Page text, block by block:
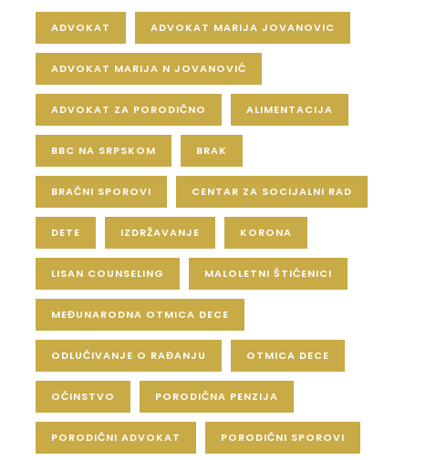
ADVOKAT ADVOKAT MARIJA JOVANOVIC
ADVOKAT MARIJA N JOVANOVIĆ
ADVOKAT ZA PORODIČNO ALIMENTACIJA
BBC NA SRPSKOM BRAK
BRAČNI SPOROVI CENTAR ZA SOCIJALNI RAD
DETE IZDRŽAVANJE KORONA
LISAN COUNSELING MALOLETNI ŠTIĆENICI
MEĐUNARODNA OTMICA DECE
ODLUČIVANJE O RAĐANJU OTMICA DECE
OČINSTVO PORODIČNA PENZIJA
PORODIČNI ADVOKAT PORODIČNI SPOROVI